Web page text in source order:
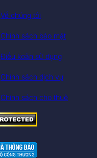
Về chúng tôi
Chính sách bảo mật
Điều koản sử dụng
Chính sách dịch vụ
Chính sách cho thuê